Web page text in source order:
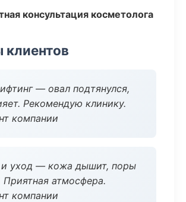
консультация косметолога
— овал подтянулся,
Рекомендую клинику.
компании
и уход — кожа дышит, поры
Приятная атмосфера.
компании